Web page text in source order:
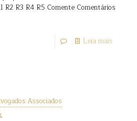
R2 R3 R4 R5 Comente Comentários
Leia mais
Associados